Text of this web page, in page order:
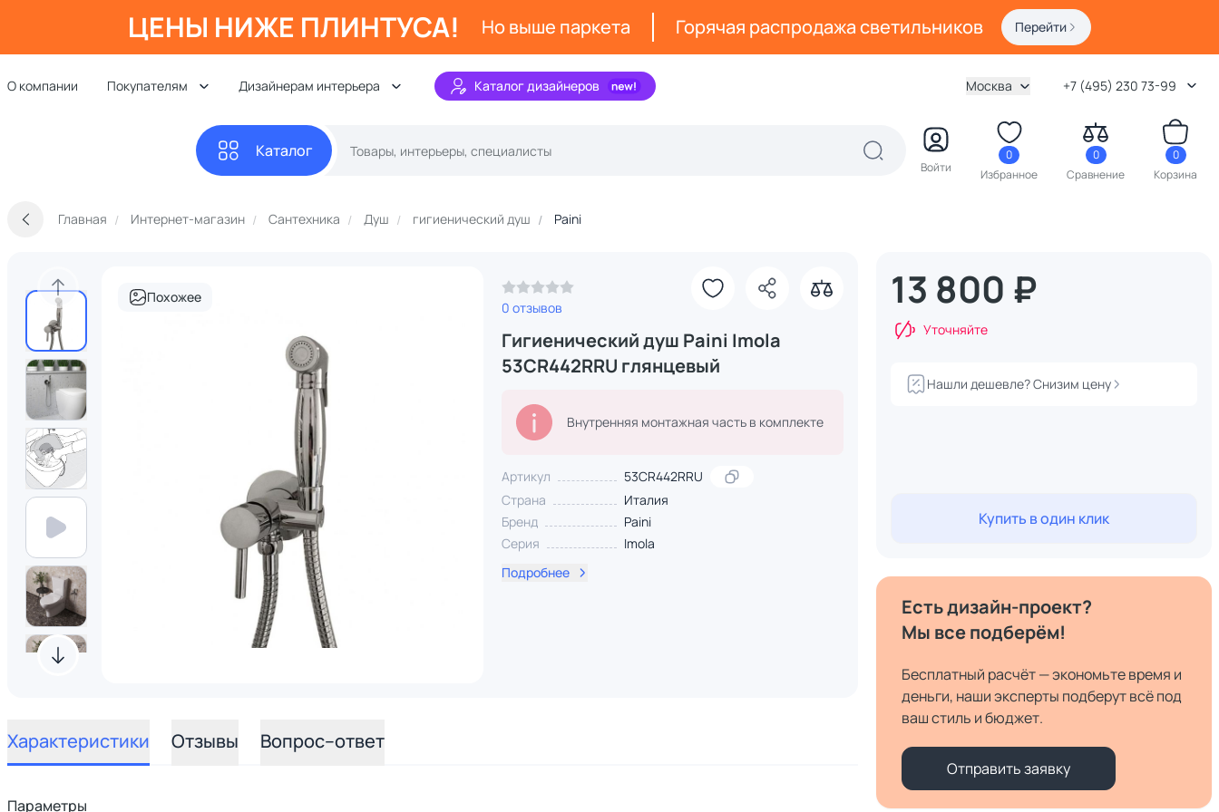
ЦЕНЫ НИЖЕ ПЛИНТУСА! Но выше паркета Горячая распродажа светильников Перейти
О компании Покупателям Дизайнерам интерьера Каталог дизайнеров Москва +7 (495) 230 73-99
Каталог
Войти
0
Избранное
0
Сравнение
0
Корзина
Главная Интернет-магазин Сантехника Душ гигиенический душ Paini
Похожее
0 отзывов
Гигиенический душ Paini Imola
53CR442RRU глянцевый
Внутренняя монтажная часть в комплекте
Артикул
53CR442RRU
Страна
Италия
Бренд
Paini
Серия
Imola
Подробнее
Характеристики Отзывы Вопрос–ответ
Параметры
Закрыть 13 800 ₽
Уточняйте
Нашли дешевле? Снизим цену
Купить в один клик
Есть дизайн-проект?
Мы все подберём!
Бесплатный расчёт — экономьте время и
деньги, наши эксперты подберут всё под
ваш стиль и бюджет.
Отправить заявку